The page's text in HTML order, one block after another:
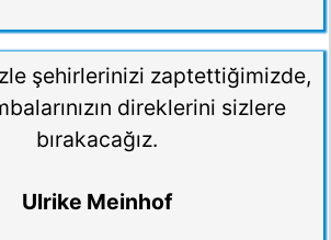
şehirlerinizi zaptettiğimizde,
direklerini sizlere
bırakacağız.
Ulrike Meinhof